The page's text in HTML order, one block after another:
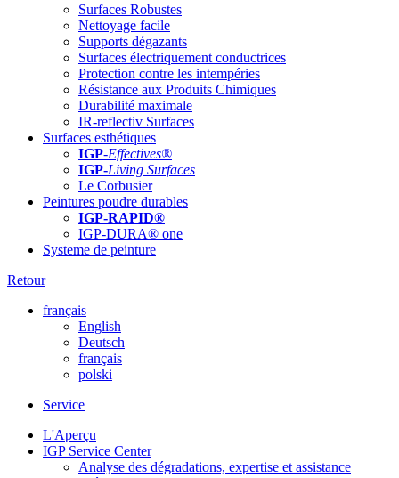
Surfaces Robustes
Nettoyage facile
Supports dégazants
Surfaces électriquement conductrices
Protection contre les intempéries
Résistance aux Produits Chimiques
Durabilité maximale
IR-reflectiv Surfaces
Surfaces esthétiques
IGP-Effectives®
IGP-Living Surfaces
Le Corbusier
Peintures poudre durables
IGP-RAPID®
IGP-DURA® one
Systeme de peinture
Retour
français
English
Deutsch
français
polski
Service
L'Aperçu
IGP Service Center
Analyse des dégradations, expertise et assistance